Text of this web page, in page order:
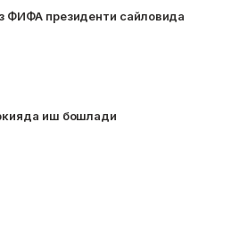
ФИФА президенти сайловида
ҳаками Энтони Тэйлор Туркияда иш бошлади